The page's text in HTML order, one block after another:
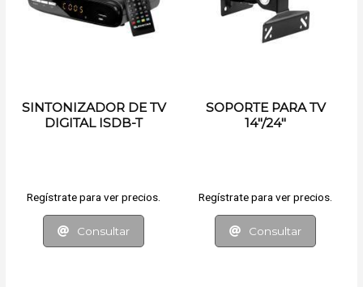
SINTONIZADOR DE TV
DIGITAL ISDB-T
Regístrate para ver precios.
Consultar
SOPORTE PARA TV
14"/24"
Regístrate para ver precios.
Consultar